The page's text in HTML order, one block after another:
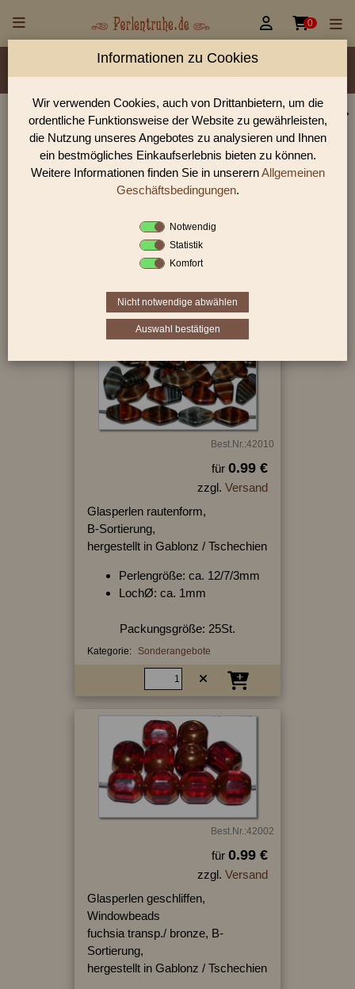
 0
Material/Glassorte Sorte/Form Farbe
Größen
Lochdurchmesser
Perlen Shop für Sonderangebote Perlen
In unserem Perlen Shop finden sie zahlreich Sonderangebote
Perlen und viele weiter Glasperlen.
Sie befinden sich in folgender Kategorie:
Sonderangebote
Best.Nr.:42010
für 0.99 €
zzgl. Versand
Glasperlen rautenform,
B-Sortierung,
hergestellt in Gablonz / Tschechien
Perlengröße: ca. 12/7/3mm
LochØ: ca. 1mm
Packungsgröße: 25St.
Kategorie: Sonderangebote
Best.Nr.:42002
für 0.99 €
zzgl. Versand
Glasperlen geschliffen,
Windowbeads
fuchsia transp./ bronze, B-
Sortierung,
hergestellt in Gablonz / Tschechien
Informationen zu Cookies
Wir verwenden Cookies, auch von Drittanbietern, um die
ordentliche Funktionsweise der Website zu gewährleisten,
die Nutzung unseres Angebotes zu analysieren und Ihnen
ein bestmögliches Einkaufserlebnis bieten zu können.
Weitere Informationen finden Sie in unserernAllgemeinen
Geschäftsbedingungen.
Notwendig
Statistik
Komfort
Nicht notwendige abwählen
Auswahl bestätigen